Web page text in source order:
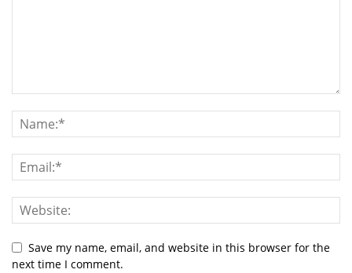
Save my name, email, and website in this browser for the
next time I comment.